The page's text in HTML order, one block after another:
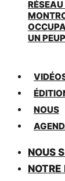
UN
NOUS
NOUS